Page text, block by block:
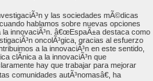
y las sociedades mÃ©dicas
hablamos sobre nuevas opciones
innovaciÃ³n. â€œEspaÃ±a destaca como
oncolÃ³gica, gracias al esfuerzo
a la innovaciÃ³n en este sentido,
clÃ­nica a la innovaciÃ³n que
hay que trabajar para mejorar
comunidades autÃ³nomasâ€, ha